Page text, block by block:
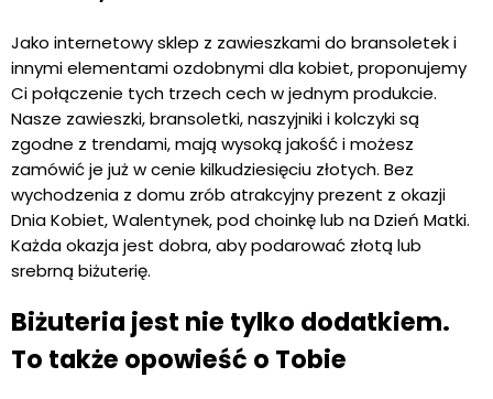
Jako internetowy sklep z zawieszkami do bransoletek i
innymi elementami ozdobnymi dla kobiet, proponujemy
Ci połączenie tych trzech cech w jednym produkcie.
Nasze zawieszki, bransoletki, naszyjniki i kolczyki są
zgodne z trendami, mają wysoką jakość i możesz
zamówić je już w cenie kilkudziesięciu złotych. Bez
wychodzenia z domu zrób atrakcyjny prezent z okazji
Dnia Kobiet, Walentynek, pod choinkę lub na Dzień Matki.
Każda okazja jest dobra, aby podarować złotą lub
srebrną biżuterię.
Biżuteria jest nie tylko dodatkiem.
To także opowieść o Tobie